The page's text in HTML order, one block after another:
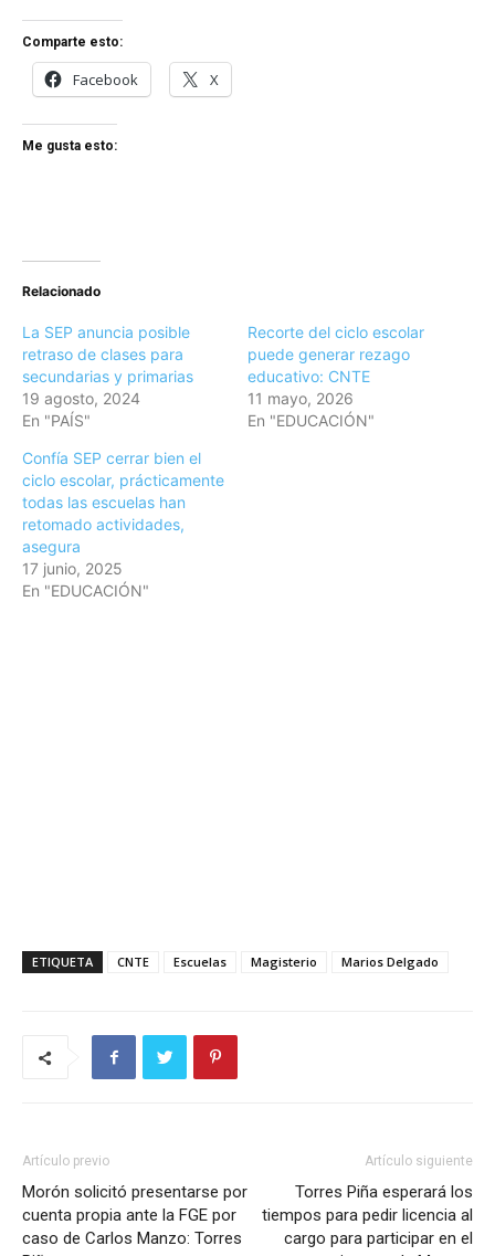
Comparte esto:
Facebook X
Me gusta esto:
Relacionado
La SEP anuncia posible
retraso de clases para
secundarias y primarias
19 agosto, 2024
En "PAÍS"
Recorte del ciclo escolar
puede generar rezago
educativo: CNTE
11 mayo, 2026
En "EDUCACIÓN"
Confía SEP cerrar bien el
ciclo escolar, prácticamente
todas las escuelas han
retomado actividades,
asegura
17 junio, 2025
En "EDUCACIÓN"
ETIQUETA CNTE Escuelas Magisterio Marios Delgado
Artículo previo
Morón solicitó presentarse por
cuenta propia ante la FGE por
caso de Carlos Manzo: Torres
Artículo siguiente
Torres Piña esperará los
tiempos para pedir licencia al
cargo para participar en el